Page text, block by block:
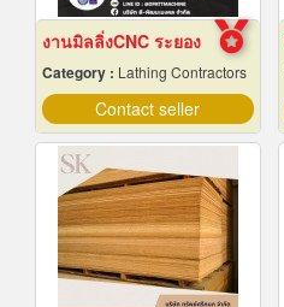
งานมิลลิ่งCNC ระยอง
Category : Lathing Contractors
Contact seller